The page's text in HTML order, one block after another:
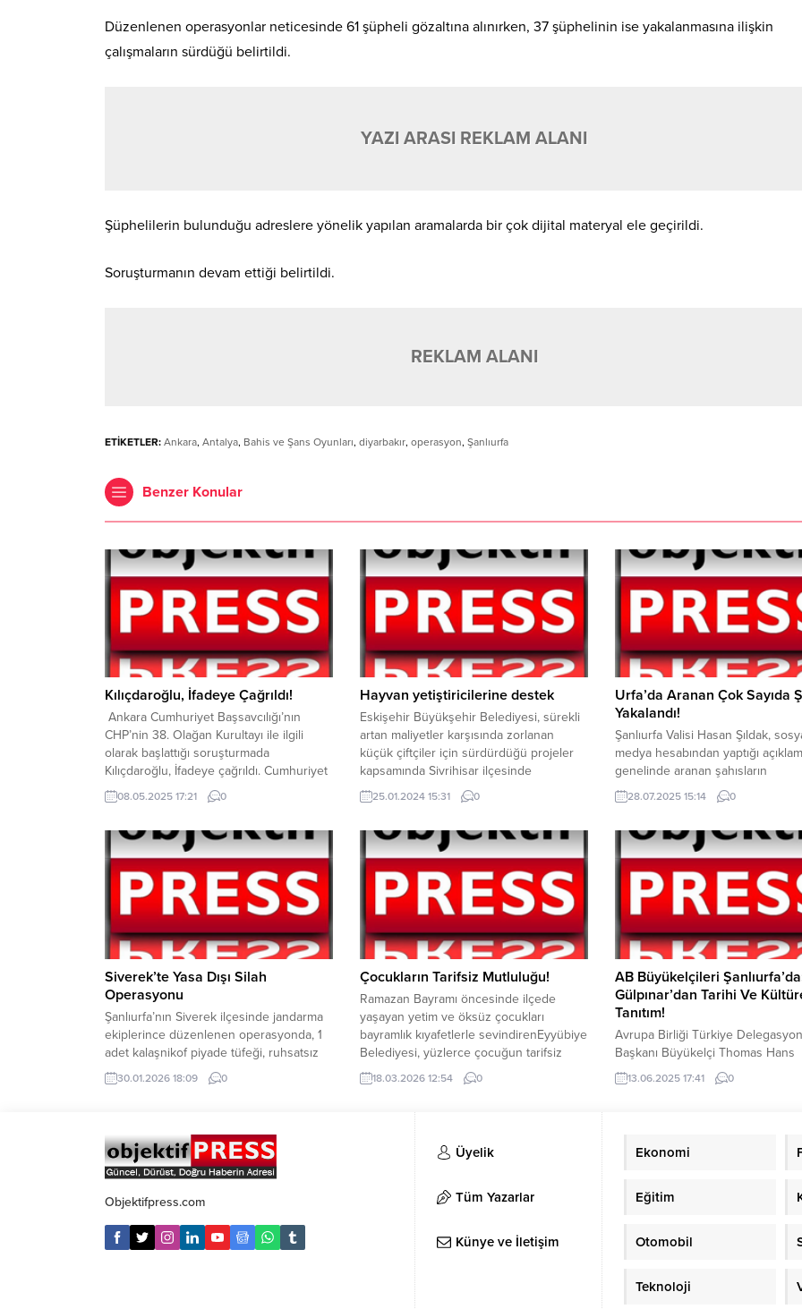
Düzenlenen operasyonlar neticesinde 61 şüpheli gözaltına alınırken, 37 şüphelinin ise yakalanmasına ilişkin
çalışmaların sürdüğü belirtildi.
YAZI ARASI REKLAM ALANI
Şüphelilerin bulunduğu adreslere yönelik yapılan aramalarda bir çok dijital materyal ele geçirildi.
Soruşturmanın devam ettiği belirtildi.
REKLAM ALANI
ETİKETLER: Ankara, Antalya, Bahis ve Şans Oyunları, diyarbakır, operasyon, Şanlıurfa
Benzer Konular
Kılıçdaroğlu, İfadeye Çağrıldı!
Ankara Cumhuriyet Başsavcılığı’nın
CHP’nin 38. Olağan Kurultayı ile ilgili
olarak başlattığı soruşturmada
Kılıçdaroğlu, İfadeye çağrıldı. Cumhuriyet
Halk Partisi’nin (CHP) 4-5 Kasım 2023’te
yapılan 38. Olağan Kurultayı’nda “kurultay
iddialarına ilişkin soruşturmada, Ankara
Cumhuriyet Başsavcılığı, eski CHP Genel
Başkanı Kemal Kılıçdaroğlu’nu, “mağdur”
sıfatıyla ifadeye çağırdı. Kılıçdaroğlu’nun
avukatı...
08.05.2025 17:21 0
Hayvan yetiştiricilerine destek
Eskişehir Büyükşehir Belediyesi, sürekli
artan maliyetler karşısında zorlanan
küçük çiftçiler için sürdürdüğü projeler
kapsamında Sivrihisar ilçesinde
başvuruda bulunan hayvan
yetiştiricilerine mineral blok ile mastitis
Eskişehir Büyükşehir Belediyesi’nin
Tarımsal Hizmetler Dairesi aracılığıyla
yüksek maliyetler nedeniyle üretmekte
zorluk çeken çiftçiler ve hayvan
üreticilerine verdiği destekler 2024
yılında da...
25.01.2024 15:31 0
Urfa’da Aranan Çok Sayıda
Yakalandı!
Şanlıurfa Valisi Hasan Şıldak,
medya hesabından yaptığı
genelinde aranan şahısların
yakalanmasına yönelik faaliyetler
gerçekleştirildiğini bildirdi. Yapılan
noktada 1.977 personelin
Hapis cezası ve yakalanma
aranmakta olan toplam 323 şahıs
yakalandı. Yakalananlar arasında;
öldürme suçundan 2 şahıs,
suçundan 32 şahıs,
28.07.2025 15:14 0
Siverek’te Yasa Dışı Silah
Operasyonu
Şanlıurfa’nın Siverek ilçesinde jandarma
ekiplerince düzenlenen operasyonda, 1
adet kalaşnikof piyade tüfeği, ruhsatsız
tabanca ve çok sayıda mühimmat ele
geçirildi. Olayla ilgili 2 şüpheli hakkında
Ruhsatsız Silahlanmayla Mücadele
Kapsamında” yürütülen çalışmalar
kapsamında, 29 Ocak 2026 tarihinde
Siverek ilçesi Karacadağ...
30.01.2026 18:09 0
Çocukların Tarifsiz Mutluluğu!
Ramazan Bayramı öncesinde ilçede
yaşayan yetim ve öksüz çocukları
bayramlık kıyafetlerle sevindirenEyyübiye
Belediyesi, yüzlerce çocuğun tarifsiz
mutluluğuna vesile oldu. Evlerinden
alınarak alışverişmerkezine getirilen
Mehmet Kuş’la birlikte Şanlıurfa
MilletvekiliAbdulkadir Emin Önen de eşlik
etti. Evlerinden araçlarla alınarak
Haleplibahçe Eğitim Otağı’na getirilen
onlarca çocuk, Eyyübiye BelediyeBaşkanı
18.03.2026 12:54 0
AB Büyükelçileri
Gülpınar’dan Tarihi Ve
Tanıtım!
Avrupa Birliği Türkiye
Başkanı Büyükelçi Thomas Hans
Ossowski ve beraberindeki
büyükelçileri, Şanlıurfa Büyükşehir
Başkan Gülpınar, “Şehrimiz, dünya
sahip” dedi. Avrupa Birliği (AB)
üyesi...
13.06.2025 17:41 0
Objektifpress.com
Üyelik
Tüm Yazarlar
Künye ve İletişim
Ekonomi
Eğitim
Otomobil
Teknoloji